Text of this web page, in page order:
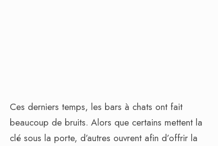
Ces derniers temps, les bars à chats ont fait
beaucoup de bruits. Alors que certains mettent la
clé sous la porte, d’autres ouvrent afin d’offrir la